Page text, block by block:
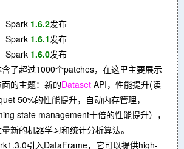
Spark 1.6.2发布
Spark 1.6.1发布
Spark 1.6.0发布
了超过1000个patches，在这里主要展示
的主题：新的Dataset API，性能提升(读
50%的性能提升，自动内存管理，
state management十倍的性能提升），
新的机器学习和统计分析算法。
引入DataFrame，它可以提供high-